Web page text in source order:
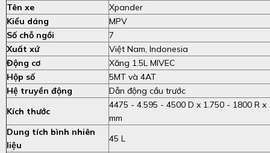
Tên xe
Xpander
Kiểu dáng
MPV
Số chỗ ngồi
7
Xuất xứ
Việt Nam, Indonesia
Động cơ
Xăng 1.5L MIVEC
Hộp số
5MT và 4AT
Hệ truyền động
Dẫn động cầu trước
Kích thước
4475 - 4.595 - 4500 D x 1.750 - 1800 R x
mm
Dung tích bình nhiên
liệu
45 L